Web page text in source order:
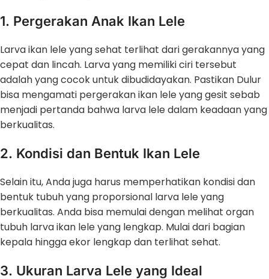
1. Pergerakan Anak Ikan Lele
Larva ikan lele yang sehat terlihat dari gerakannya yang
cepat dan lincah. Larva yang memiliki ciri tersebut
adalah yang cocok untuk dibudidayakan. Pastikan Dulur
bisa mengamati pergerakan ikan lele yang gesit sebab
menjadi pertanda bahwa larva lele dalam keadaan yang
berkualitas.
2. Kondisi dan Bentuk Ikan Lele
Selain itu, Anda juga harus memperhatikan kondisi dan
bentuk tubuh yang proporsional larva lele yang
berkualitas. Anda bisa memulai dengan melihat organ
tubuh larva ikan lele yang lengkap. Mulai dari bagian
kepala hingga ekor lengkap dan terlihat sehat.
3. Ukuran Larva Lele yang Ideal